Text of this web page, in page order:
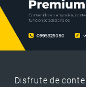
Disfrute de